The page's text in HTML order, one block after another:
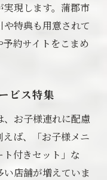
現します。蒲郡市
特典も用意されて
約サイトをこまめ
ビス特集
お子様連れに配慮
えば、「お子様メニ
付きセット」な
店舗が増えていま